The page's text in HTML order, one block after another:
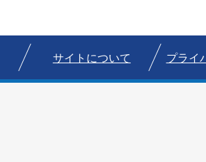
サイトについて プライ